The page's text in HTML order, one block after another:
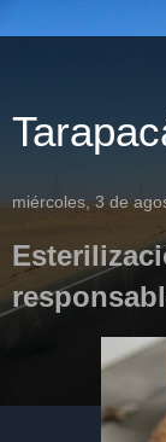
miércoles, 3 de